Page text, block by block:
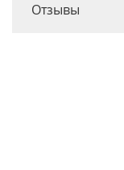
Отзывы